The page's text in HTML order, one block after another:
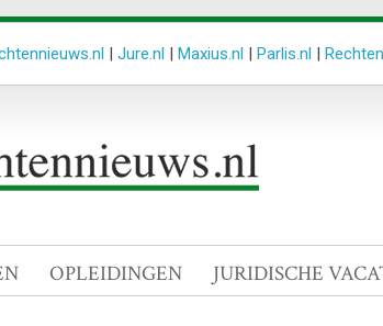
| Jure.nl | Maxius.nl | Parlis.nl |
OPLEIDINGEN JURIDISCHE